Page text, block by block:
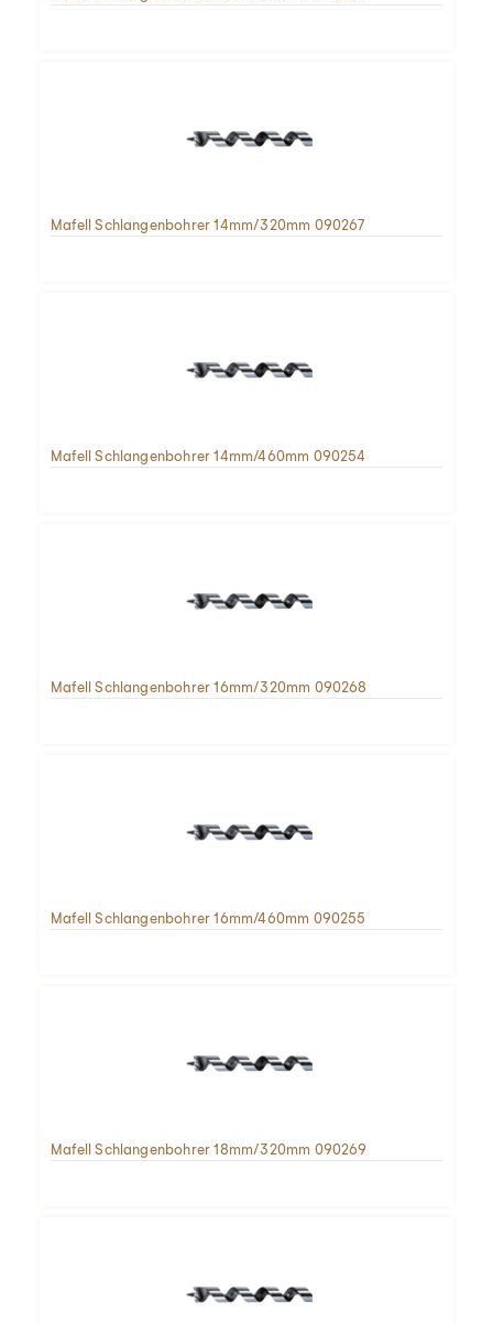
Mafell Schlangenbohrer 14mm/320mm 090267
Mafell Schlangenbohrer 14mm/460mm 090254
Mafell Schlangenbohrer 16mm/320mm 090268
Mafell Schlangenbohrer 16mm/460mm 090255
Mafell Schlangenbohrer 18mm/320mm 090269